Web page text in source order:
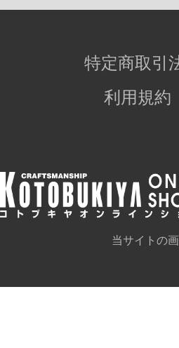
・本体は内部フレ
取り外すことができ
・走行時の「ノー
・3mm径ジョイン
・キットは「ブラッ
3色成型。そのまま
（同時発売の「
特定商取引
利用規約
当サイトの